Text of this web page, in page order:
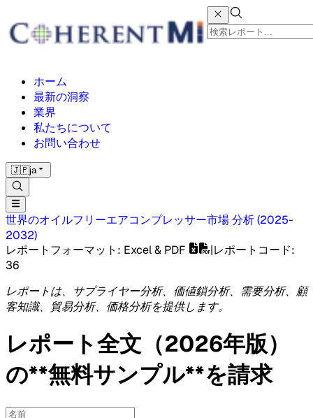
ホーム
最新の洞察
業界
私たちについて
お問い合わせ
🇯🇵ja
世界のオイルフリーエアコンプレッサー市場分析(2025-
2032)
レポートフォーマット : Excel & PDF |レポートコード:
36
レポートは、サプライヤー分析、価値鎖分析、需要分析、顧
客知識、貿易分析、価格分析を提供します。
レポート全文（2026年版）
の**無料サンプル**を請求